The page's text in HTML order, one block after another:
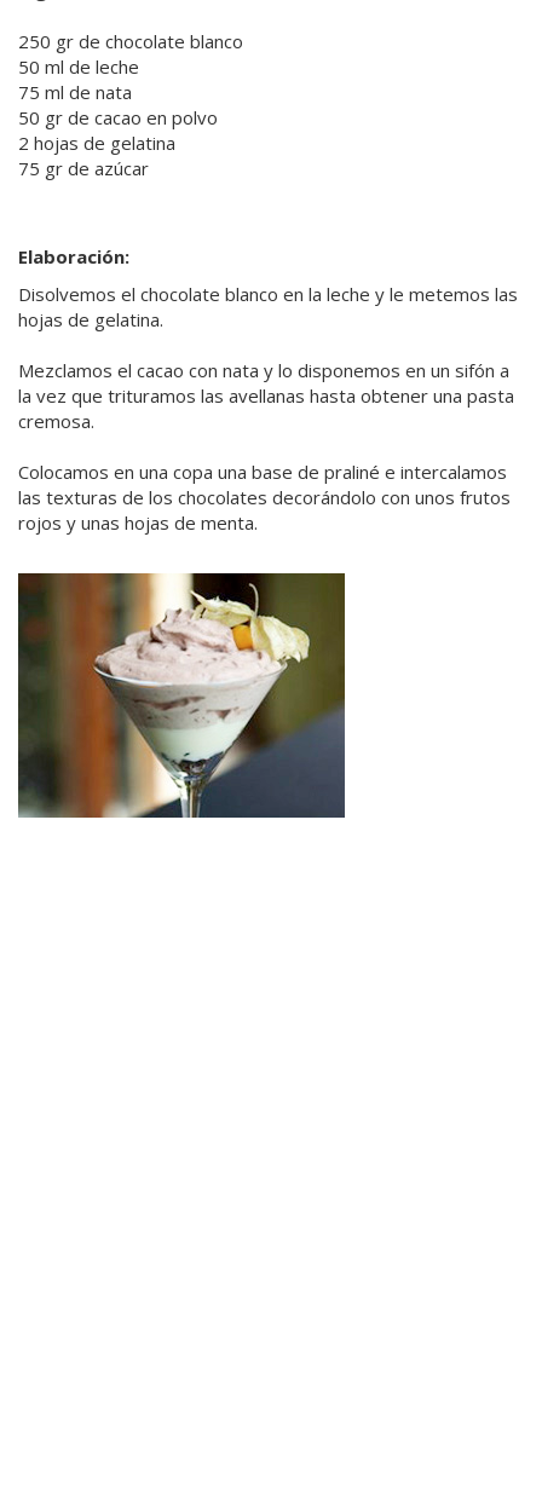
250 gr de chocolate blanco
50 ml de leche
75 ml de nata
50 gr de cacao en polvo
2 hojas de gelatina
75 gr de azúcar
Elaboración:
Disolvemos el chocolate blanco en la leche y le metemos las
hojas de gelatina.
Mezclamos el cacao con nata y lo disponemos en un sifón a
la vez que trituramos las avellanas hasta obtener una pasta
cremosa.
Colocamos en una copa una base de praliné e intercalamos
las texturas de los chocolates decorándolo con unos frutos
rojos y unas hojas de menta.